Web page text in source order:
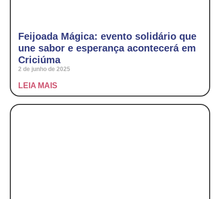
Feijoada Mágica: evento solidário que
une sabor e esperança acontecerá em
Criciúma
2 de junho de 2025
LEIA MAIS